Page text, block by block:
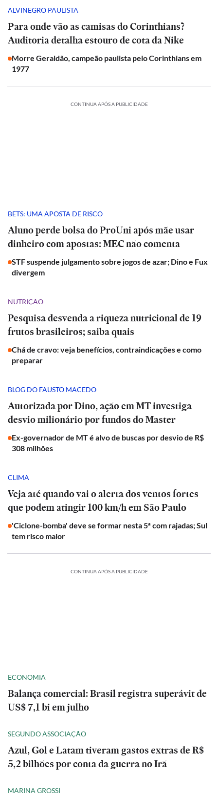
ALVINEGRO PAULISTA
Para onde vão as camisas do Corinthians?
Auditoria detalha estouro de cota da Nike
Morre Geraldão, campeão paulista pelo Corinthians em
1977
CONTINUA APÓS A PUBLICIDADE
BETS: UMA APOSTA DE RISCO
Aluno perde bolsa do ProUni após mãe usar
dinheiro com apostas: MEC não comenta
STF suspende julgamento sobre jogos de azar; Dino e Fux
divergem
NUTRIÇÃO
Pesquisa desvenda a riqueza nutricional de 19
frutos brasileiros; saiba quais
Chá de cravo: veja benefícios, contraindicações e como
preparar
BLOG DO FAUSTO MACEDO
Autorizada por Dino, ação em MT investiga
desvio milionário por fundos do Master
Ex-governador de MT é alvo de buscas por desvio de R$
308 milhões
CLIMA
Veja até quando vai o alerta dos ventos fortes
que podem atingir 100 km/h em São Paulo
'Ciclone-bomba' deve se formar nesta 5ª com rajadas; Sul
tem risco maior
CONTINUA APÓS A PUBLICIDADE
ECONOMIA
Balança comercial: Brasil registra superávit de
US$ 7,1 bi em julho
SEGUNDO ASSOCIAÇÃO
Azul, Gol e Latam tiveram gastos extras de R$
5,2 bilhões por conta da guerra no Irã
MARINA GROSSI